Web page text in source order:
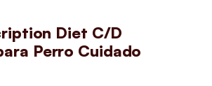
Diet C/D
Perro Cuidado